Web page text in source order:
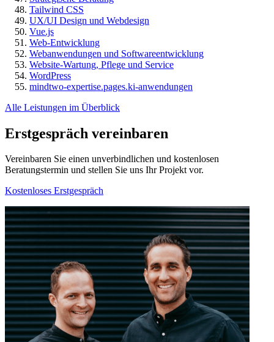
Tailwind CSS
UX/UI Design und Webdesign
Vue.js
Web-Entwicklung
Webanwendungen und Softwareentwicklung
Website-Wartung, Pflege und Service
WordPress
mindtwo-expertise.pages.ki-anwendungen
Alle Leistungen im Überblick
Erstgespräch vereinbaren
Vereinbaren Sie einen unverbindlichen und kostenlosen
Beratungstermin und stellen Sie uns Ihr Projekt vor.
Kostenloses Erstgespräch